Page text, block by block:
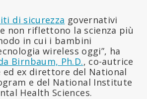
di sicurezza governativi
e non riflettono la scienza più
in cui i bambini
wireless oggi”, ha
Birnbaum, Ph.D., co-autrice
ed ex direttore del National
e del National Institute
Health Sciences.